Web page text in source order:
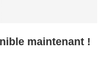
maintenant !